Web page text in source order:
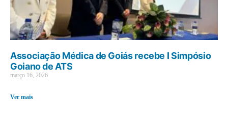
Associação Médica de Goiás recebe I Simpósio
Goiano de ATS
março 16, 2026
Ver mais